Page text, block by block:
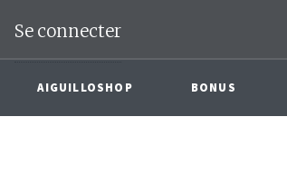
Se connecter
AIGUILLOSHOP BONUS